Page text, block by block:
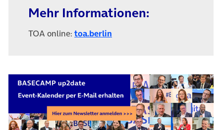
Mehr Informationen:
TOA online: toa.berlin